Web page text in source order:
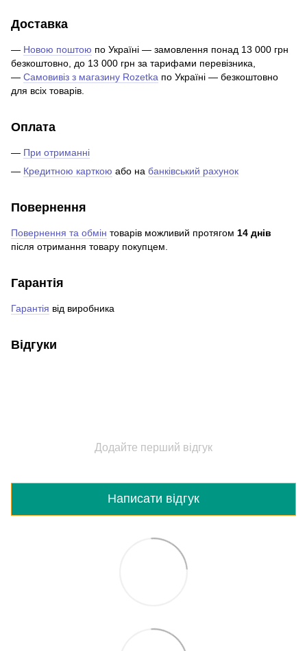
Доставка
— Новою поштою по Україні — замовлення понад 13 000 грн
безкоштовно, до 13 000 грн за тарифами перевізника,
— Самовивіз з магазину Rozetka по Україні — безкоштовно
для всіх товарів.
Оплата
— При отриманні
— Кредитною карткою або на банківський рахунок
Повернення
Повернення та обмін товарів можливий протягом 14 днів
після отримання товару покупцем.
Гарантія
Гарантія від виробника
Відгуки
Додайте перший відгук
Написати відгук